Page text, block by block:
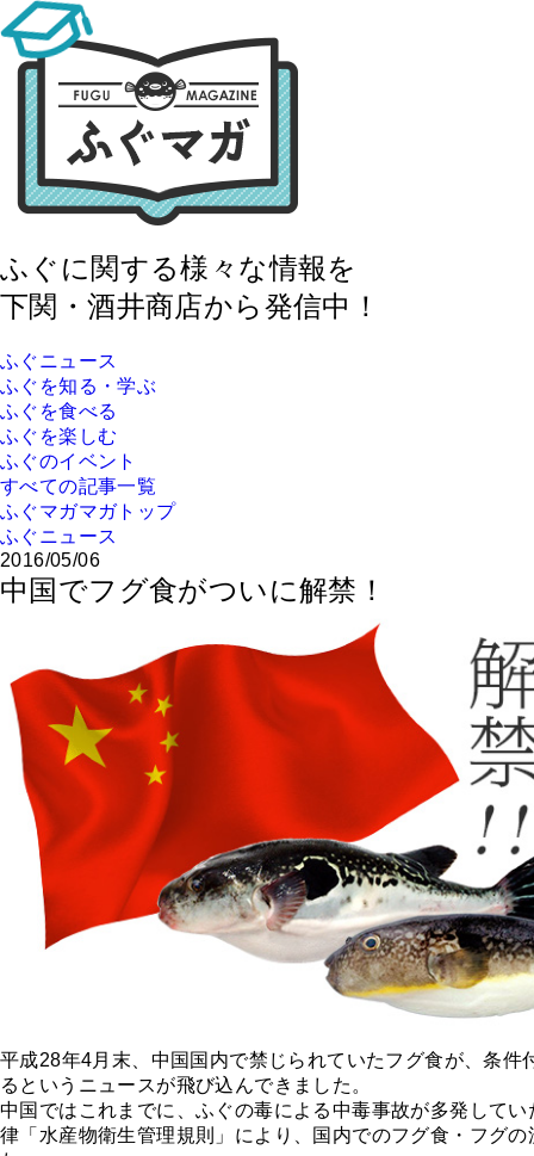
ふぐに関する様々な情報を
下関・酒井商店から発信中！
ふぐニュース
ふぐを知る・学ぶ
ふぐを食べる
ふぐを楽しむ
ふぐのイベント
すべての記事一覧
ふぐマガマガトップ
ふぐニュース
2016/05/06
中国でフグ食がついに解禁！
平成28年4月末、中国国内で禁じられていたフグ食が、条件
るというニュースが飛び込んできました。
中国ではこれまでに、ふぐの毒による中毒事故が多発して
律「水産物衛生管理規則」により、国内でのフグ食・フグ